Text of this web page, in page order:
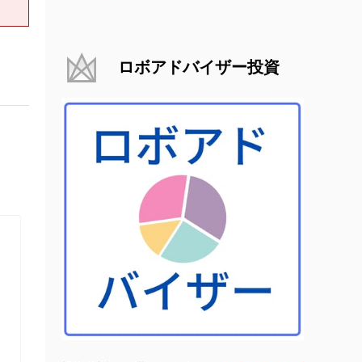
ロボアドバイザー投資